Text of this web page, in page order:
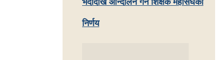
भदौदेखि आन्दोलन गर्ने शिक्षक महासंघको
निर्णय